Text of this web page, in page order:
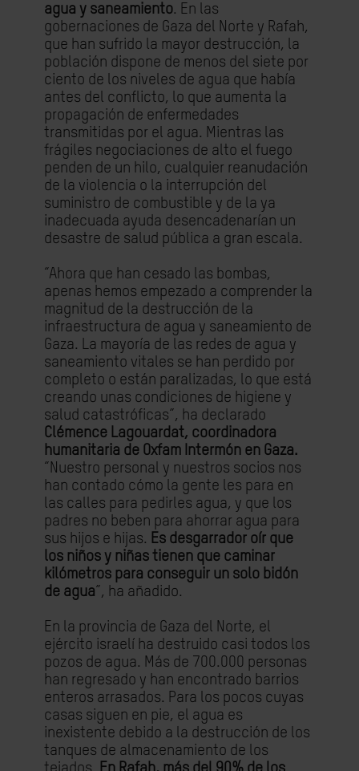
agua y saneamiento. En las
gobernaciones de Gaza del Norte y Rafah,
que han sufrido la mayor destrucción, la
población dispone de menos del siete por
ciento de los niveles de agua que había
antes del conflicto, lo que aumenta la
propagación de enfermedades
transmitidas por el agua. Mientras las
frágiles negociaciones de alto el fuego
penden de un hilo, cualquier reanudación
de la violencia o la interrupción del
suministro de combustible y de la ya
inadecuada ayuda desencadenarían un
desastre de salud pública a gran escala.
“Ahora que han cesado las bombas,
apenas hemos empezado a comprender la
magnitud de la destrucción de la
infraestructura de agua y saneamiento de
Gaza. La mayoría de las redes de agua y
saneamiento vitales se han perdido por
completo o están paralizadas, lo que está
creando unas condiciones de higiene y
salud catastróficas”, ha declarado
Clémence Lagouardat, coordinadora
humanitaria de Oxfam Intermón en Gaza.
“Nuestro personal y nuestros socios nos
han contado cómo la gente les para en
las calles para pedirles agua, y que los
padres no beben para ahorrar agua para
sus hijos e hijas. Es desgarrador oír que
los niños y niñas tienen que caminar
kilómetros para conseguir un solo bidón
de agua”, ha añadido.
En la provincia de Gaza del Norte, el
ejército israelí ha destruido casi todos los
pozos de agua. Más de 700.000 personas
han regresado y han encontrado barrios
enteros arrasados. Para los pocos cuyas
casas siguen en pie, el agua es
inexistente debido a la destrucción de los
tanques de almacenamiento de los